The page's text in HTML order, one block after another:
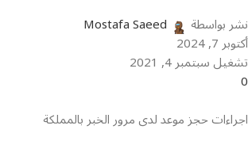
نشر بواسطة Mostafa Saeed
أكتوبر 7, 2024
تشغيل سبتمبر 4, 2021
0
اجراءات حجز موعد لدى مرور الخبر بالمملكة